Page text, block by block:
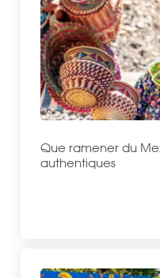
Que ramener du
authentiques